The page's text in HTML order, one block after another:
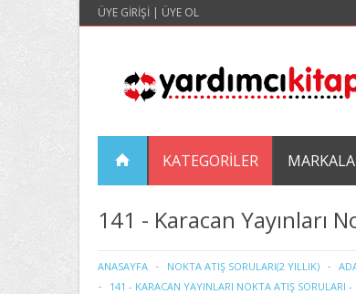
ÜYE GIRIŞI | ÜYE OL
KATEGORILER
141 - Karacan Yayınları
ANASAYFA NOKTA ATIŞ SORULARI(2 YILLIK)
141 - KARACAN YAYINLARI NOKTA ATIŞ SORULARI